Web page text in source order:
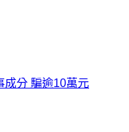
成分 騙逾10萬元